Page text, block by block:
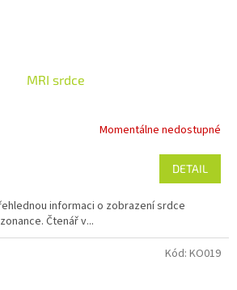
MRI srdce
Momentálne nedostupné
DETAIL
informaci o zobrazení srdce
Čtenář v...
Kód: KO019